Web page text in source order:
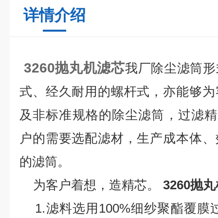
详情介绍
3260抛丸机滤芯我厂除尘滤筒
式、经久耐用的螺杆式，亦能够
及非标准规格的除尘滤筒，过滤
户的需要选配滤材，生产成本体
的滤筒。
为客户着想，造精芯。 3260抛
1.滤料选用 100%细纱聚酯覆膜